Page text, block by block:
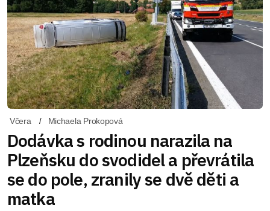
Včera Michaela Prokopová
Dodávka s rodinou narazila na
Plzeňsku do svodidel a převrátila
se do pole, zranily se dvě děti a
matka